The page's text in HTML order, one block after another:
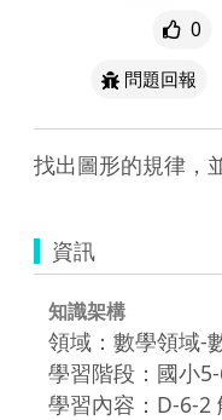
0
問題回報
找出圖形的規律，
資訊
知識架構
領域：數學領域-
學習階段：國小
學習內容：D-6-2